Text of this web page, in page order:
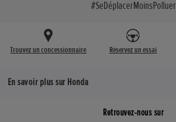
#SeDéplacerMoinsPolluer
Trouvez un concessionnaire Réservez un essai
En savoir plus sur Honda
Retrouvez-nous sur